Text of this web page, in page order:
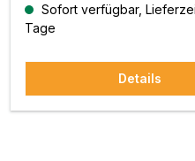
Sofort verfügbar,
Tage
Details